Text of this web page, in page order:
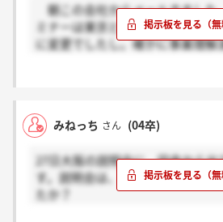
ってしまって記憶が定かではあ
い☆
東京でweb試験を受けて、返事来
朝この会社からメールきました
ミナーは東京と同じになりそう
に変更でしたし。確かに事業理解
web試験というのはSPIのことで
みねっち さん (04卒)
27日大阪の説明会に、田舎から出
す。説明会は、どんな雰囲気でし
たか？